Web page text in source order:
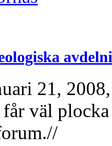
21,
väl plocka